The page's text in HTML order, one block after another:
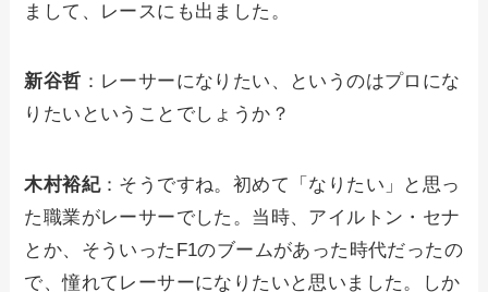
まして、レースにも出ました。
新谷哲 ：レーサーになりたい、というのはプロにな
りたいということでしょうか？
木村裕紀：そうですね。初めて「なりたい」と思っ
た職業がレーサーでした。当時、アイルトン・セナ
とか、そういったF1のブームがあった時代だったの
で、憧れてレーサーになりたいと思いました。しか